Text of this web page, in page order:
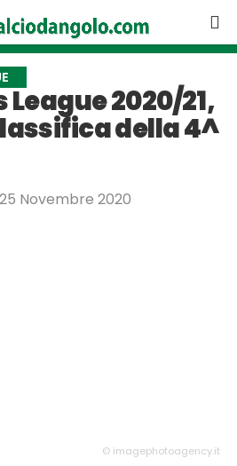
2020/21,
della 4^
25 Novembre 2020
© imagephotoagency.it